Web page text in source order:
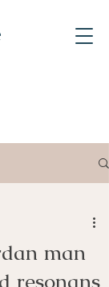
man
resonans